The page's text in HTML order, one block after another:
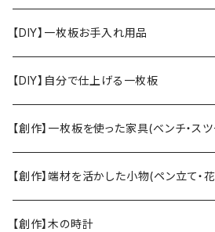
【DIY】一枚板お手入れ用品
【DIY】自分で仕上げる一枚板
【創作】一枚板を使った家具(ベンチ・ス
【創作】端材を活かした小物(ペン立て・
【創作】木の時計